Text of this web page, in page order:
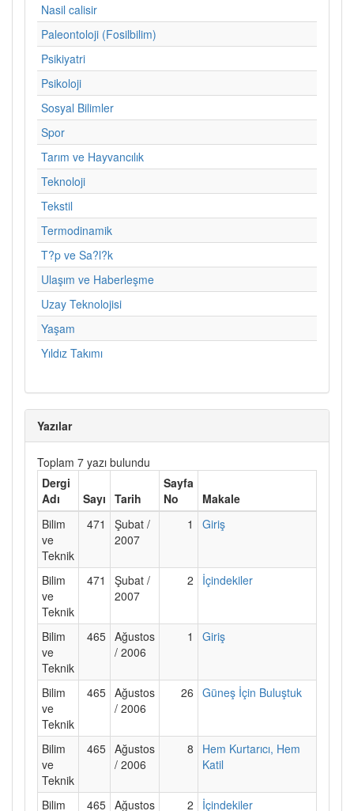
Nasil calisir
Paleontoloji (Fosilbilim)
Psikiyatri
Psikoloji
Sosyal Bilimler
Spor
Tarım ve Hayvancılık
Teknoloji
Tekstil
Termodinamik
T?p ve Sa?l?k
Ulaşım ve Haberleşme
Uzay Teknolojisi
Yaşam
Yıldız Takımı
Yazılar
Toplam 7 yazı bulundu
Dergi
Adı
Sayı Tarih
Sayfa
No
Makale
Bilim
ve
Teknik
471
Şubat /
2007
1 Giriş
Bilim
ve
Teknik
471
Şubat /
2007
2 İçindekiler
Bilim
ve
Teknik
465 Ağustos
/ 2006
1 Giriş
Bilim
ve
Teknik
465 Ağustos
/ 2006
26 Güneş İçin Buluştuk
Bilim
ve
Teknik
465 Ağustos
/ 2006
8
Hem Kurtarıcı, Hem
Katil
Bilim 465 Ağustos 2 İçindekiler